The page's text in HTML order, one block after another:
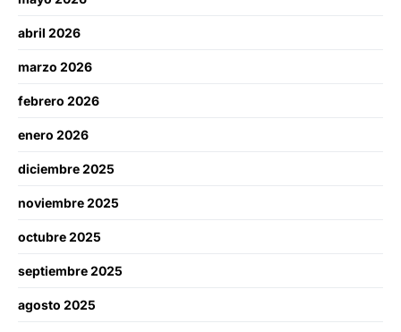
abril 2026
marzo 2026
febrero 2026
enero 2026
diciembre 2025
noviembre 2025
octubre 2025
septiembre 2025
agosto 2025